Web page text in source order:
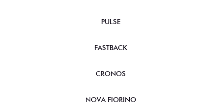
PULSE
FASTBACK
CRONOS
NOVA FIORINO